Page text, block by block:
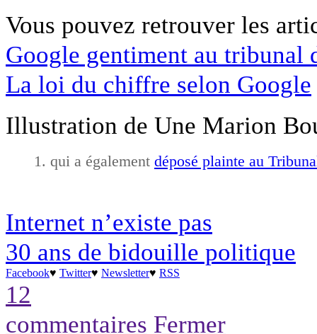
Vous pouvez retrouver les
Google gentiment au tribunal
La loi du chiffre selon Google
Illustration de Une Marion
qui a également déposé plainte au
Internet n’existe pas
30 ans de bidouille politique
Facebook♥ Twitter♥ Newsletter♥ RSS
12
commentaires Fermer